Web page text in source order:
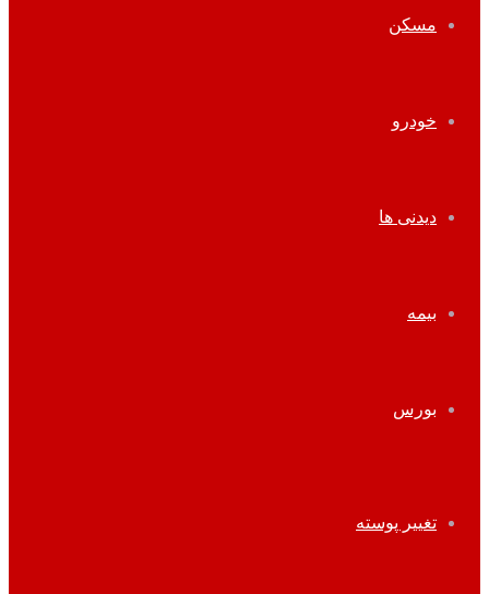
مسکن
خودرو
دیدنی ها
بیمه
بورس
تغییر پوسته